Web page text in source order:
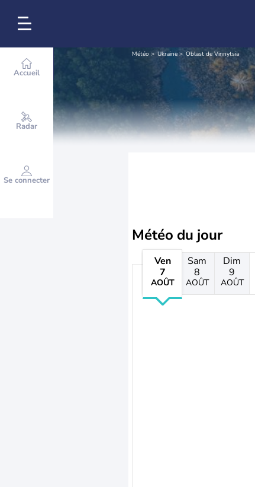
Accueil
Radar
Se connecter
Météo Ukraine Oblast de Vinnytsia
Météo du jour
Ven
7
AOÛT
Sam
8
AOÛT
Dim
9
AOÛT